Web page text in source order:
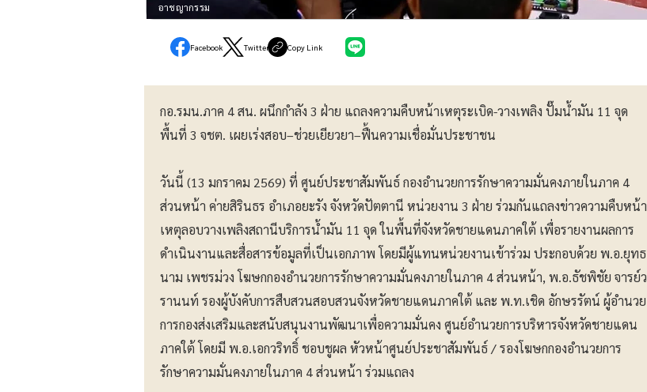
อาชญากรรม
Facebook Twitter Copy Link
กอ.รมน.ภาค 4 สน. ผนึกกำลัง 3 ฝ่าย แถลงความคืบหน้าเหตุระเบิด-วางเพลิง ปั๊มน้ำมัน 11 จุด
พื้นที่ 3 จชต. เผยเร่งสอบ–ช่วยเยียวยา–ฟื้นความเชื่อมั่นประชาชน
วันนี้ (13 มกราคม 2569) ที่ ศูนย์ประชาสัมพันธ์ กองอำนวยการรักษาความมั่นคงภายในภาค 4
ส่วนหน้า ค่ายสิรินธร อำเภอยะรัง จังหวัดปัตตานี หน่วยงาน 3 ฝ่าย ร่วมกันแถลงข่าวความคืบหน้า
เหตุลอบวางเพลิงสถานีบริการน้ำมัน 11 จุด ในพื้นที่จังหวัดชายแดนภาคใต้ เพื่อรายงานผลการ
ดำเนินงานและสื่อสารข้อมูลที่เป็นเอกภาพ โดยมีผู้แทนหน่วยงานเข้าร่วม ประกอบด้วย พ.อ.ยุทธ
นาม เพชรม่วง โฆษกกองอำนวยการรักษาความมั่นคงภายในภาค 4 ส่วนหน้า, พ.อ.ธัชพิชัย จารย์ว
รานนท์ รองผู้บังคับการสืบสวนสอบสวนจังหวัดชายแดนภาคใต้ และ พ.ท.เชิด อักษรรัตน์ ผู้อำนวย
การกองส่งเสริมและสนับสนุนงานพัฒนาเพื่อความมั่นคง ศูนย์อำนวยการบริหารจังหวัดชายแดน
ภาคใต้ โดยมี พ.อ.เอกวริทธิ์ ชอบชูผล หัวหน้าศูนย์ประชาสัมพันธ์ / รองโฆษกกองอำนวยการ
รักษาความมั่นคงภายในภาค 4 ส่วนหน้า ร่วมแถลง